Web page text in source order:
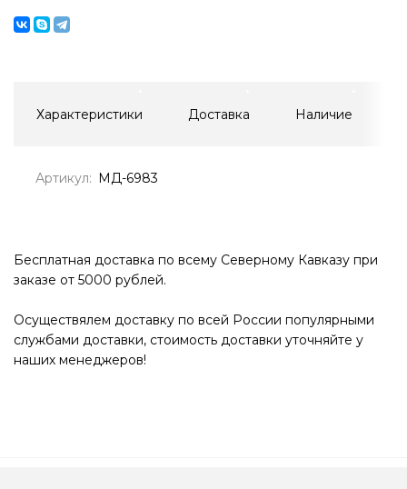
Характеристики Доставка Наличие
Артикул: МД-6983
Бесплатная доставка по всему Северному Кавказу при
заказе от 5000 рублей.
Осуществялем доставку по всей России популярными
службами доставки, стоимость доставки уточняйте у
наших менеджеров!